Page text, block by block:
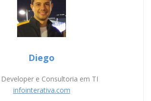
Diego
e Consultoria em TI
infointerativa.com